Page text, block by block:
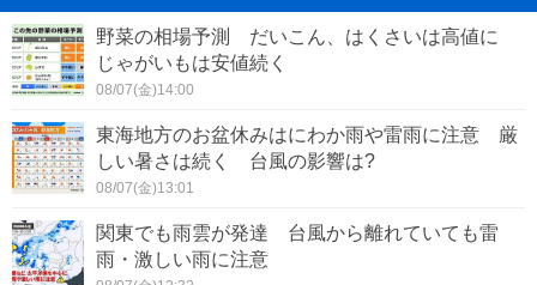
野菜の相場予測 だいこん、はくさいは高値に
じゃがいもは安値続く
08/07(金)14:00
東海地方のお盆休みはにわか雨や雷雨に注意 厳
しい暑さは続く 台風の影響は?
08/07(金)13:01
関東でも雨雲が発達 台風から離れていても雷
雨・激しい雨に注意